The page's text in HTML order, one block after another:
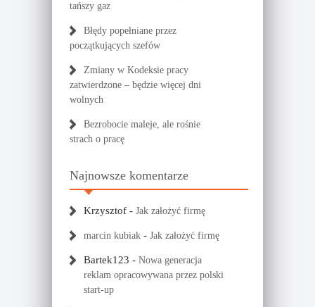
tańszy gaz
Błędy popełniane przez
początkujących szefów
Zmiany w Kodeksie pracy
zatwierdzone – będzie więcej dni
wolnych
Bezrobocie maleje, ale rośnie
strach o pracę
Najnowsze komentarze
Krzysztof - Jak założyć firmę
marcin kubiak - Jak założyć firmę
Bartek123 - Nowa generacja
reklam opracowywana przez polski
start-up